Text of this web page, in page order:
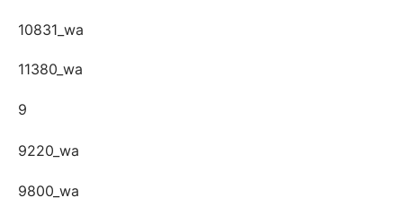
10831_wa
11380_wa
9
9220_wa
9800_wa